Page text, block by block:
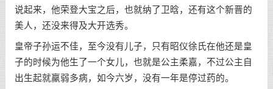
说起来，他荣登大宝之后，也就纳了卫晗，还有这个新晋的
美人，还没来得及大开选秀。
皇帝子孙运不佳，至今没有儿子，只有昭仪徐氏在他还是皇
子的时候为他生了一个女儿，也就是公主柔嘉，不过公主自
出生起就羸弱多病，如今六岁，没有一年是停过药的。